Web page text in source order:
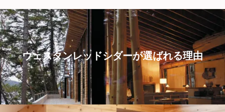
ウェスタンレッドシダーが選ばれる理由